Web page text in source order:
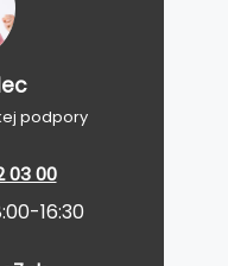
podpory
03 00
16:30